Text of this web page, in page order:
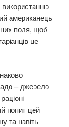
використанню
американець
поля, щоб
це
– джерело
попит цей
та навіть